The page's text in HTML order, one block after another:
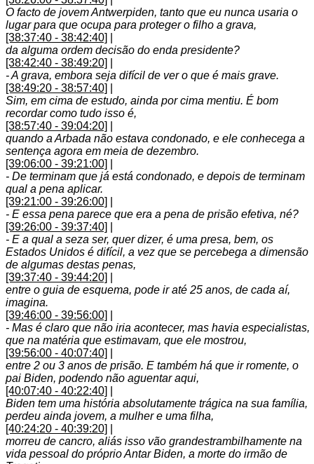
O facto de jovem Antwerpiden, tanto que eu nunca usaria o
lugar para que ocupa para proteger o filho a grava,
[38:37:40 - 38:42:40]
da alguma ordem decisão do enda presidente?
[38:42:40 - 38:49:20]
- A grava, embora seja difícil de ver o que é mais grave.
[38:49:20 - 38:57:40]
Sim, em cima de estudo, ainda por cima mentiu. É bom
recordar como tudo isso é,
[38:57:40 - 39:04:20]
quando a Arbada não estava condonado, e ele conhecega a
sentença agora em meia de dezembro.
[39:06:00 - 39:21:00]
- De terminam que já está condonado, e depois de terminam
qual a pena aplicar.
[39:21:00 - 39:26:00]
- E essa pena parece que era a pena de prisão efetiva, né?
[39:26:00 - 39:37:40]
- E a qual a seza ser, quer dizer, é uma presa, bem, os
Estados Unidos é difícil, a vez que se percebega a dimensão
de algumas destas penas,
[39:37:40 - 39:44:20]
entre o guia de esquema, pode ir até 25 anos, de cada aí,
imagina.
[39:46:00 - 39:56:00]
- Mas é claro que não iria acontecer, mas havia especialistas,
que na matéria que estimavam, que ele mostrou,
[39:56:00 - 40:07:40]
entre 2 ou 3 anos de prisão. E também há que ir romente, o
pai Biden, podendo não aguentar aqui,
[40:07:40 - 40:22:40]
Biden tem uma história absolutamente trágica na sua família,
perdeu ainda jovem, a mulher e uma filha,
[40:24:20 - 40:39:20]
morreu de cancro, aliás isso vão grandestrambilhamente na
vida pessoal do próprio Antar Biden, a morte do irmão de